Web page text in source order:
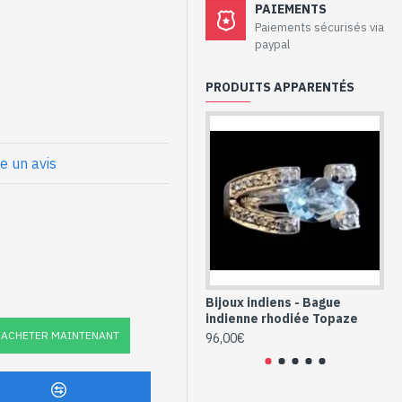
- Bague
sans nickel
et oxydes de zirconium,
et Topaze
TO-602)
un avis
ACHETER MAINTENANT
PAIEMENTS
Paiements sécurisés via
paypal
PRODUITS APPARENTÉS
Bijoux indiens - Bague
indienne rhodiée Topaze
96,00€